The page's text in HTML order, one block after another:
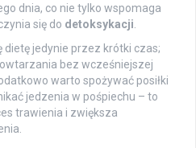
dnia, co nie tylko wspomaga
się do detoksykacji
dietę jedynie przez krótki czas;
bez wcześniejszej
warto spożywać posiłki
jedzenia w pośpiechu – to
trawienia i zwiększa